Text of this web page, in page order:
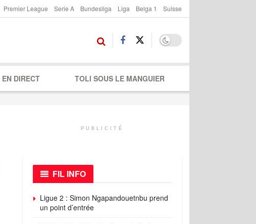
Premier League Serie A Bundesliga Liga Belga 1 Suisse
EN DIRECT TOLI SOUS LE MANGUIER
PUBLICITÉ
FIL INFO
Ligue 2 : Simon Ngapandouetnbu prend
un point d’entrée